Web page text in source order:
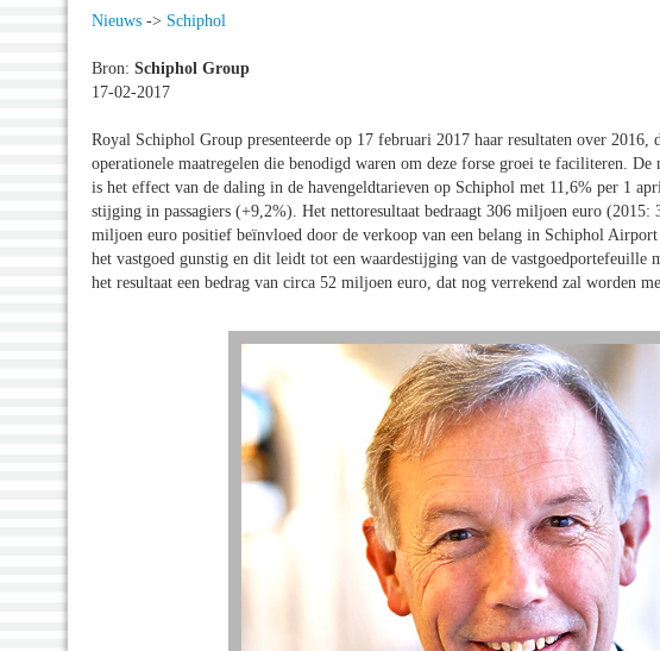
Nieuws -> Schiphol
Bron: Schiphol Group
17-02-2017
Royal Schiphol Group presenteerde op 17 februari 2017 haar resultaten over 2016,
operationele maatregelen die benodigd waren om deze forse groei te faciliteren.
is het effect van de daling in de havengeldtarieven op Schiphol met 11,6% per 1
stijging in passagiers (+9,2%). Het nettoresultaat bedraagt 306 miljoen euro
miljoen euro positief beïnvloed door de verkoop van een belang in Schiphol
het vastgoed gunstig en dit leidt tot een waardestijging van de
het resultaat een bedrag van circa 52 miljoen euro, dat nog verrekend zal worden